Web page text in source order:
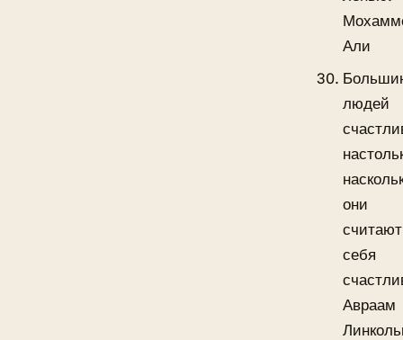
Али
людей
они
считают
себя
Авраам